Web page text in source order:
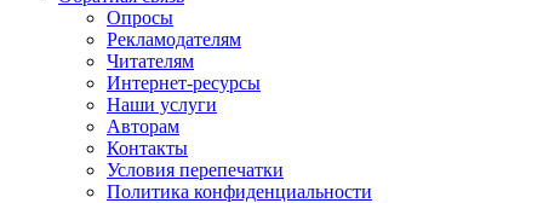
Опросы
Рекламодателям
Читателям
Интернет-ресурсы
Наши услуги
Авторам
Контакты
Условия перепечатки
Политика конфиденциальности